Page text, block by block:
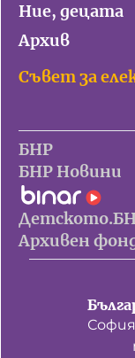
Ние, децата
Архив
Съвет за
БНР
БНР Новини
Архивен